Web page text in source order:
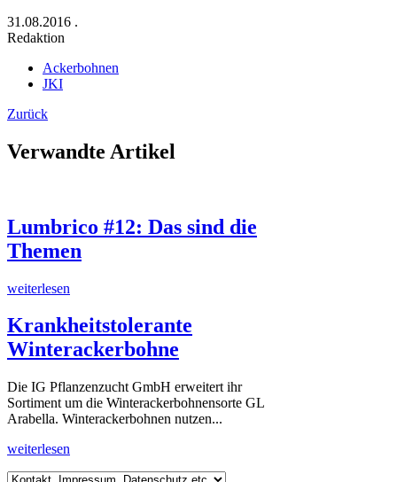
31.08.2016 .
Redaktion
Ackerbohnen
JKI
Zurück
Verwandte Artikel
Lumbrico #12: Das sind die
Themen
weiterlesen
Krankheitstolerante
Winterackerbohne
Die IG Pflanzenzucht GmbH erweitert ihr
Sortiment um die Winterackerbohnensorte GL
Arabella. Winterackerbohnen nutzen...
weiterlesen